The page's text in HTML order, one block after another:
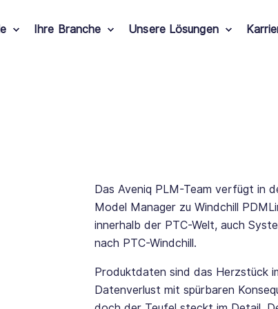
Ihre Branche Unsere Lösungen
Das Aveniq PLM-Team verfügt in
Model Manager zu Windchill
innerhalb der PTC-Welt, auch
nach PTC-Windchill.
Produktdaten sind das Herzstück
Datenverlust mit spürbaren